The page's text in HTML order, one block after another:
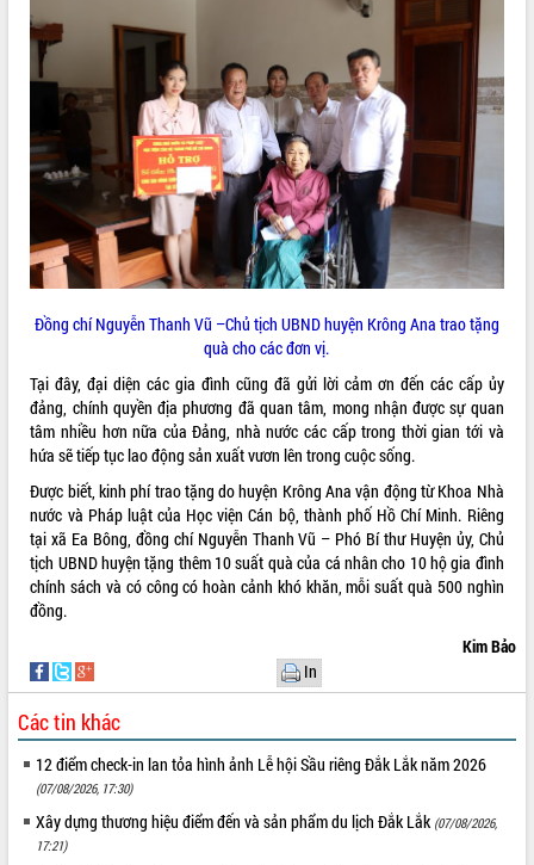
VIDEO
Không có file video nào để phát.
ALBUM ẢNH
LIÊN KẾT WEB
THỐNG KÊ TRUY CẬP
Hôm nay: 30223
Tất cả:
66042963
Đồng chí Nguyễn Thanh Vũ –Chủ tịch UBND huyện Krông Ana trao tặng
quà cho các đơn vị.
Tại đây, đại diện các gia đình cũng đã gửi lời cảm ơn đến các cấp ủy
đảng, chính quyền địa phương đã quan tâm, mong nhận được sự quan
tâm nhiều hơn nữa của Đảng, nhà nước các cấp trong thời gian tới và
hứa sẽ tiếp tục lao động sản xuất vươn lên trong cuộc sống.
Được biết, kinh phí trao tặng do huyện Krông Ana vận động từ Khoa Nhà
nước và Pháp luật của Học viện Cán bộ, thành phố Hồ Chí Minh. Riêng
tại xã Ea Bông, đồng chí Nguyễn Thanh Vũ – Phó Bí thư Huyện ủy, Chủ
tịch UBND huyện tặng thêm 10 suất quà của cá nhân cho 10 hộ gia đình
chính sách và có công có hoàn cảnh khó khăn, mỗi suất quà 500 nghìn
đồng.
Kim Bảo
In
Các tin khác
12 điểm check-in lan tỏa hình ảnh Lễ hội Sầu riêng Đắk Lắk năm 2026
(07/08/2026, 17:30)
Xây dựng thương hiệu điểm đến và sản phẩm du lịch Đắk Lắk (07/08/2026,
17:21)